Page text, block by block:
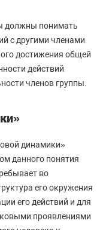
должны понимать
с другими членами
достижения общей
действий
членов группы.
динамики»
данного понятия
во
его окружения
его действий и для
проявлениями